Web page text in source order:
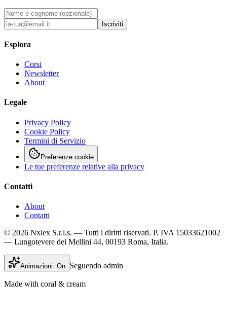
Iscriviti
Esplora
Corsi
Newsletter
About
Legale
Privacy Policy
Cookie Policy
Termini di Servizio
Preferenze cookie
Le tue preferenze relative alla privacy
Contatti
About
Contatti
© 2026 Nxlex S.r.l.s. — Tutti i diritti riservati. P. IVA 15033621002
— Lungotevere dei Mellini 44, 00193 Roma, Italia.
Animazioni: On Seguendo admin
Made with coral & cream